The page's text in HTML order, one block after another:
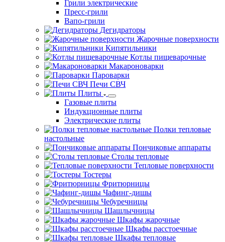
Грили электрические
Пресс-грили
Вапо-грили
Дегидраторы
Жарочные поверхности
Кипятильники
Котлы пищеварочные
Макароноварки
Пароварки
Печи СВЧ
Плиты
Газовые плиты
Индукционные плиты
Электрические плиты
Полки тепловые
настольные
Пончиковые аппараты
Столы тепловые
Тепловые поверхности
Тостеры
Фритюрницы
Чафинг-дишы
Чебуречницы
Шашлычницы
Шкафы жарочные
Шкафы расстоечные
Шкафы тепловые